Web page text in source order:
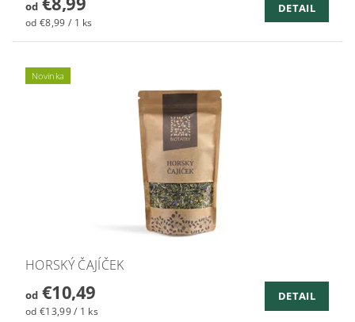
od
od €8,99 / 1 ks
DETAIL
Novinka
HORSKÝ ČAJÍČEK
od€10,49
od €13,99 / 1 ks
DETAIL